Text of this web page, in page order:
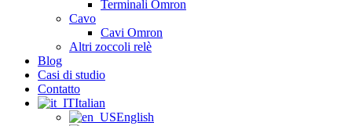
Terminali Omron
Cavo
Cavi Omron
Altri zoccoli relè
Blog
Casi di studio
Contatto
Italian
English